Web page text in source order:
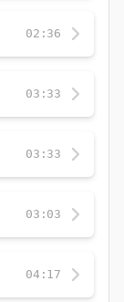
02:36
03:33
03:33
03:03
04:17